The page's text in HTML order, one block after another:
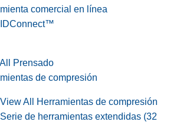
comercial en línea
Prensado
de compresión
View All Herramientas de compresión
Serie de herramientas extendidas (32